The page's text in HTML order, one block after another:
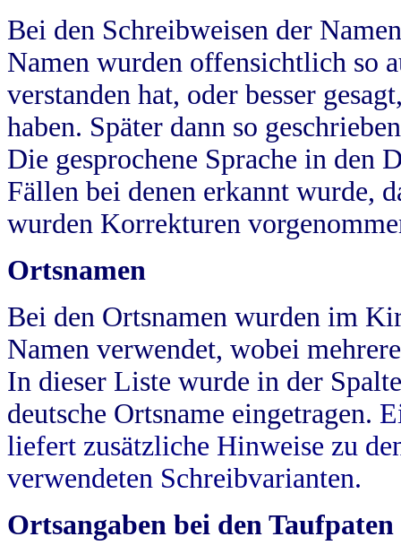
Bei den Schreibweisen der
Namen wurden offensichtlich so
verstanden hat, oder besser
haben. Später dann so
Die gesprochene Sprache in
Fällen bei denen erkannt wurde,
wurden Korrekturen
Ortsnamen
Bei den Ortsnamen wurden im
Namen verwendet, wobei
In dieser Liste wurde in der
deutsche Ortsname eingetragen.
liefert zusätzliche Hinweise zu
verwendeten Schreibvarianten.
Ortsangaben bei den Taufpaten